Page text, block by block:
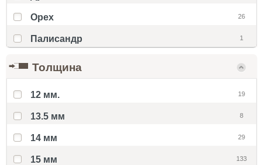
Орех 26
Палисандр 1
Толщина
12 мм. 19
13.5 мм 8
14 мм 29
15 мм 133